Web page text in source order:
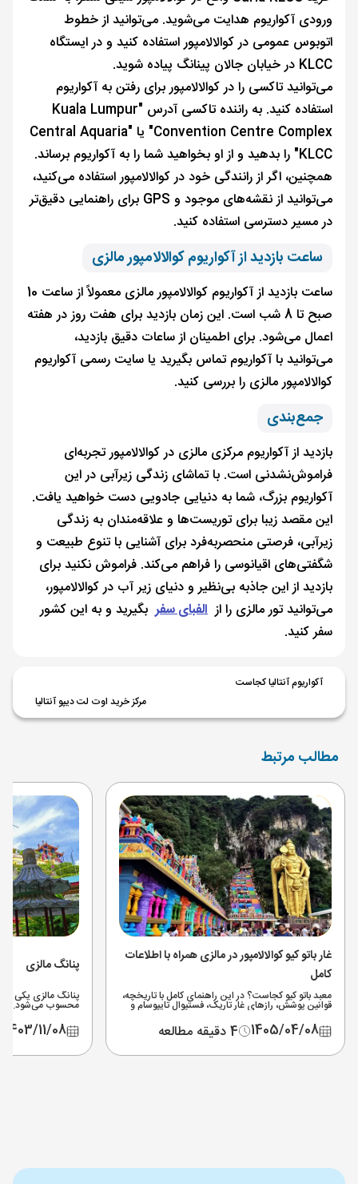
ورودی آکواریوم هدایت می‌شوید. می‌توانید از خطوط
اتوبوس عمومی در کوالالامپور استفاده کنید و در ایستگاه
KLCC در خیابان جالان پینانگ پیاده شوید.
می‌توانید تاکسی را در کوالالامپور برای رفتن به آکواریوم
استفاده کنید. به راننده تاکسی آدرس "Kuala Lumpur
Convention Centre Complex" یا "Central Aquaria
KLCC" را بدهید و از او بخواهید شما را به آکواریوم برساند.
همچنین، اگر از رانندگی خود در کوالالامپور استفاده می‌کنید،
می‌توانید از نقشه‌های موجود و GPS برای راهنمایی دقیق‌تر
در مسیر دسترسی استفاده کنید.
ساعت بازدید از آکواریوم کوالالامپور مالزی
ساعت بازدید از آکواریوم کوالالامپور مالزی معمولاً از ساعت 10
صبح تا 8 شب است. این زمان بازدید برای هفت روز در هفته
اعمال می‌شود. برای اطمینان از ساعات دقیق بازدید،
می‌توانید با آکواریوم تماس بگیرید یا سایت رسمی آکواریوم
کوالالامپور مالزی را بررسی کنید.
جمع‌بندی
بازدید از آکواریوم مرکزی مالزی در کوالالامپور تجربه‌ای
فراموش‌نشدنی است. با تماشای زندگی زیرآبی در این
آکواریوم بزرگ، شما به دنیایی جادویی دست خواهید یافت.
این مقصد زیبا برای توریست‌ها و علاقه‌مندان به زندگی
زیرآبی، فرصتی منحصربه‌فرد برای آشنایی با تنوع طبیعت و
شگفتی‌های اقیانوسی را فراهم می‌کند. فراموش نکنید برای
بازدید از این جاذبه‌ بی‌نظیر و دنیای زیر آب در کوالالامپور،
می‌توانید تور مالزی را از الفبای سفر بگیرید و به این کشور
سفر کنید.
آکواریوم آنتالیا کجاست
مرکز خرید اوت لت دیپو آنتالیا
مطالب مرتبط
غار باتو کیو کوالالامپور در مالزی همراه با اطلاعات
کامل
معبد باتو کیو کجاست؟ در این راهنمای کامل با تاریخچه،
قوانین پوشش، رازهای غار تاریک، فستیوال تایپوسام و
نحوه دسترسی به غارهای باتو کوالالامپور مالزی آشنا
شوید.1405/04/08 4 دقیقه مطالعه
پنانگ مالزی
پنانگ مالزی یکی
محسوب می‌شود.
ها، مراکز خرید و
1403/11/08